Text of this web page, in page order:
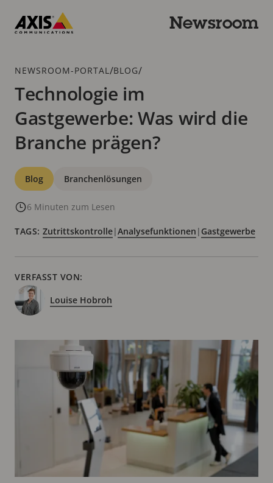
Hauptinhalt
springen
Newsroom
Breadcrumb
NEWSROOM-PORTAL /BLOG/
Technologie im
Gastgewerbe: Was wird die
Branche prägen?
Kategorien
Blog Branchenlösungen
6 Minuten zum Lesen
TAGS: Zutrittskontrolle|Analysefunktionen | Gastgewerbe
VERFASST VON:
Louise Hobroh